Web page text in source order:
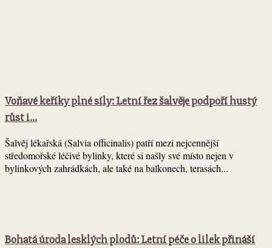
Voňavé keříky plné síly: Letní řez šalvěje podpoří hustý
růst i...
Šalvěj lékařská (Salvia officinalis) patří mezi nejcennější
středomořské léčivé bylinky, které si našly své místo nejen v
bylinkových zahrádkách, ale také na balkonech, terasách...
Bohatá úroda lesklých plodů: Letní péče o lilek přináší